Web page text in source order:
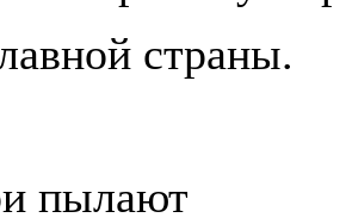
страны.
пылают